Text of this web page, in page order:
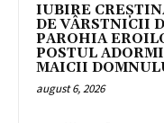
IUBIRE
DE VÂRSTNICII
PAROHIA
POSTUL
MAICII
august 6, 2026